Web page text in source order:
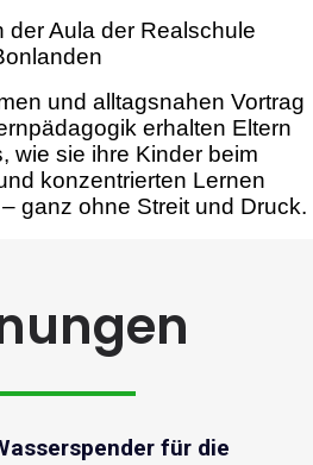
der Aula der Realschule
und alltagsnahen Vortrag
erhalten Eltern
wie sie ihre Kinder beim
konzentrierten Lernen
ganz ohne Streit und Druck.
für die